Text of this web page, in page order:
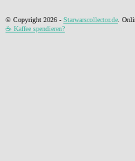
© Copyright 2026 - Starwarscollector.de .
☕ Kaffee spendieren?